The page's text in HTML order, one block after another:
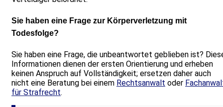
Sie haben eine Frage zur Körperverletzung mit
Todesfolge?
Sie haben eine Frage, die unbeantwortet geblieben ist?
Informationen dienen der ersten Orientierung und erheben
keinen Anspruch auf Vollständigkeit; ersetzen daher auch
nicht eine Beratung bei einem Rechtsanwalt oder
für Strafrecht.